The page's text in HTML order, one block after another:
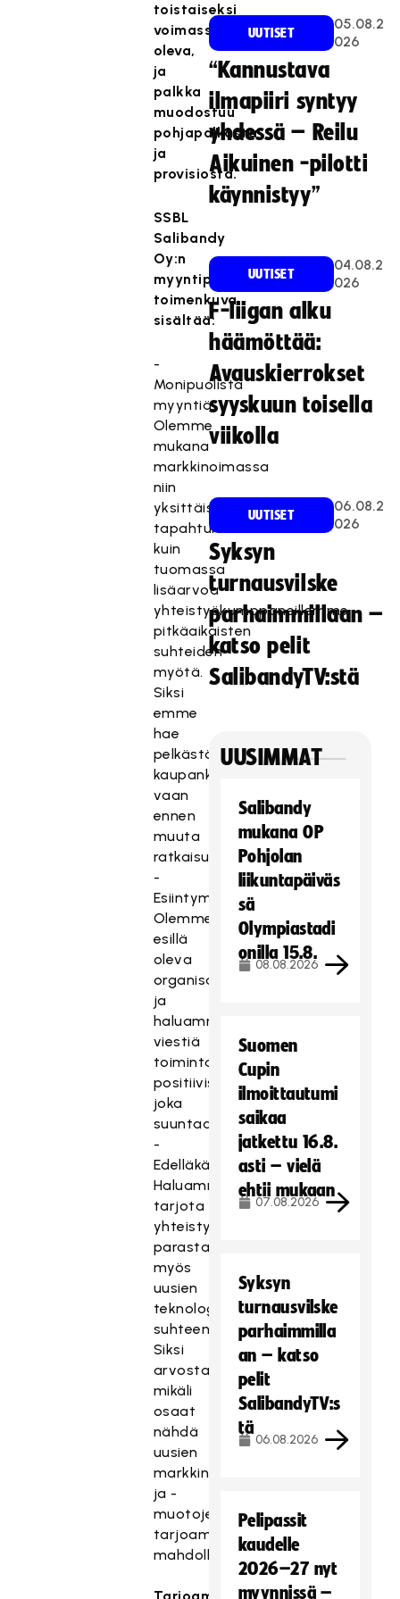
toistaiseksi
voimassa
oleva,
ja
palkka
muodostuu
pohjapalkasta
ja
provisiosta.
SSBL
Salibandy
Oy:n
myyntipäällikön
toimenkuva
sisältää:
-
Monipuolista
myyntiä.
Olemme
mukana
markkinoimassa
niin
yksittäisiä
tapahtumia
kuin
tuomassa
lisäarvoa
yhteistyökumppaneillemme
pitkäaikaisten
suhteiden
myötä.
Siksi
emme
hae
pelkästään
kaupankävijää
vaan
ennen
muuta
ratkaisumyyjää.
-
Esiintymistä.
Olemme
esillä
oleva
organisaatio
ja
haluamme
viestiä
toimintaamme
positiivisesti
joka
suuntaan.
-
Edelläkävijyyttä.
Haluamme
tarjota
yhteistyökumppaneillemme
parasta
myös
uusien
teknologioiden
suhteen.
Siksi
arvostamme,
mikäli
osaat
nähdä
uusien
markkinointiteknologioiden
ja -
muotojen
tarjoamat
mahdollisuudet.
UUTISET
05.08.2
026
“Kannustava
ilmapiiri syntyy
yhdessä – Reilu
Aikuinen -pilotti
käynnistyy”
UUTISET
04.08.2
026
F-liigan alku
häämöttää:
Avauskierrokset
syyskuun toisella
viikolla
UUTISET
06.08.2
026
Syksyn
turnausvilske
parhaimmillaan –
katso pelit
SalibandyTV:stä
UUSIMMAT
Salibandy
mukana OP
Pohjolan
liikuntapäiväs
sä
Olympiastadi
onilla 15.8.
08.08.2026
Suomen
Cupin
ilmoittautumi
saikaa
jatkettu 16.8.
asti – vielä
ehtii mukaan
07.08.2026
Syksyn
turnausvilske
parhaimmilla
an – katso
pelit
SalibandyTV:s
tä
06.08.2026
Pelipassit
kaudelle
2026–27 nyt
myynnissä –